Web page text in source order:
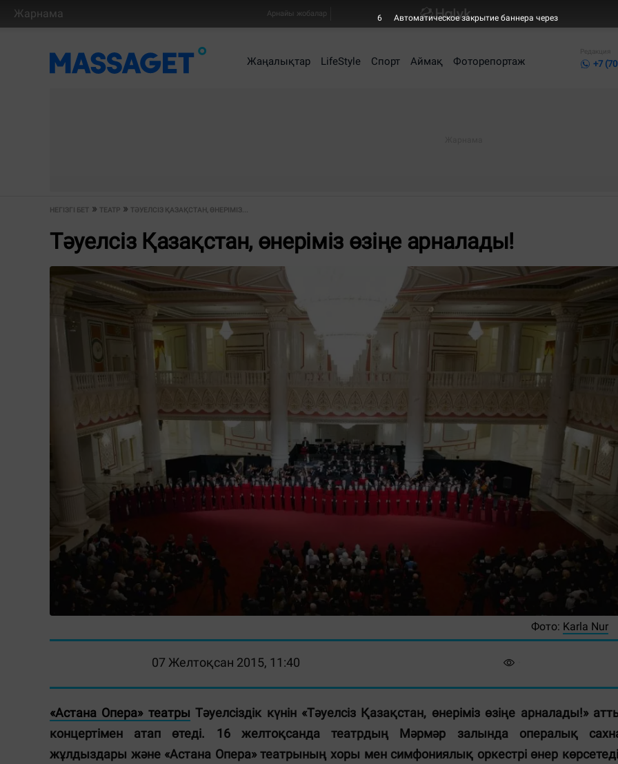
Жарнама Арнайы жобалар
Жаңалықтар LifeStyle Спорт Аймақ Фоторепортаж
Редакция
+7
НЕГІЗГІ БЕТ ТЕАТР ТӘУЕЛСІЗ ҚАЗАҚСТАН, ӨНЕРІМІЗ...
Тәуелсіз Қазақстан, өнеріміз өзіңе арналады!
Фото: Karla Nur
07 Желтоқсан 2015, 11:40
«Астана Опера» театры Тәуелсіздік күнін «Тәуелсіз Қазақстан, өнеріміз өзіңе арналады!»
концертімен атап өтеді. 16 желтоқсанда театрдың Мәрмәр залында опералық
жұлдыздары және «Астана Опера» театрының хоры мен симфониялық оркестрі өнер
6 Автоматическое закрытие баннера через